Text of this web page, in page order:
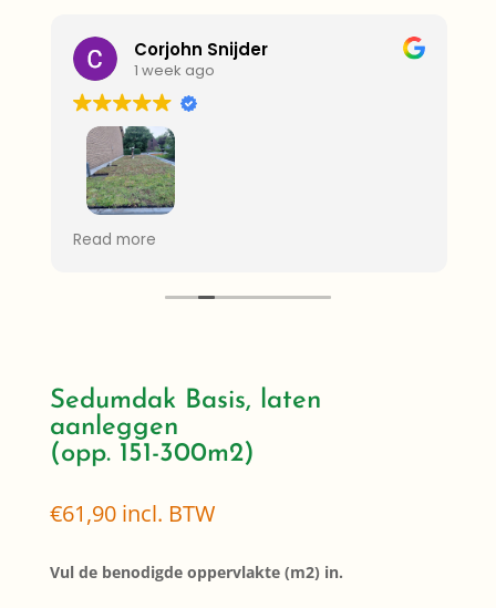
Corjohn Snijder
1 week ago
Super bedrijf .Tom is een hardwerkende
Read more
Sedumdak Basis, laten
aanleggen
(opp. 151-300m2)
€61,90 incl. BTW
Vul de benodigde oppervlakte (m2) in.